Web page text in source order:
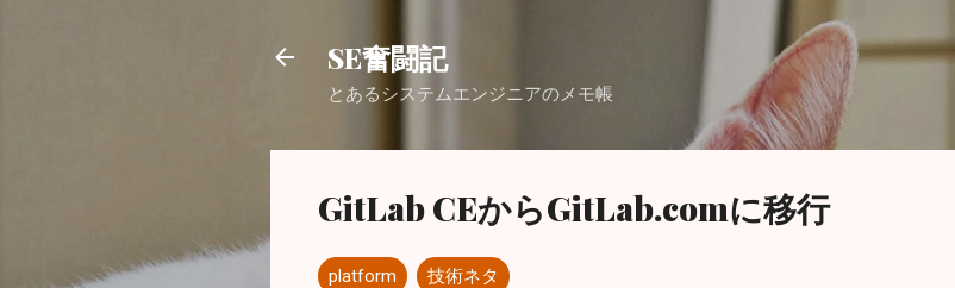
スキップしてメイン コンテンツに移動
SE奮闘記
とあるシステムエンジニアのメモ帳
GitLab CEからGitLab.comに移行
platform 技術ネタ